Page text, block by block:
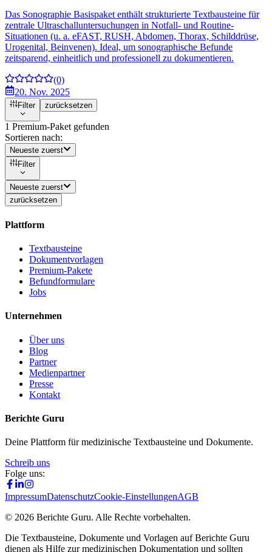
Das Sonographie Basispaket enthält strukturierte Textbausteine für
zentrale Ultraschalluntersuchungen in Notfall- und Routine-
Situationen (u. a. eFAST, RUSH, Abdomen, Thorax, Schilddrüse,
Urogenital, Beinvenen). Ideal, um sonographische Befunde
zeitsparend, einheitlich und professionell zu dokumentieren.
(0)
20. Nov. 2025
Filter zurücksetzen
1 Premium-Paket gefunden
Sortieren nach:
Neueste zuerst
Filter
Neueste zuerst
zurücksetzen
Plattform
Textbausteine
Dokumentvorlagen
Premium-Pakete
Befundformulare
Jobs
Unternehmen
Über uns
Blog
Partner
Medienpartner
Presse
Kontakt
Berichte Guru
Deine Plattform für medizinische Textbausteine und Dokumente.
Schreib uns
Folge uns:
ImpressumDatenschutzCookie-EinstellungenAGB
© 2026 Berichte Guru. Alle Rechte vorbehalten.
Die Textbausteine, Dokumente und Vorlagen auf Berichte Guru
dienen als Hilfe zur medizinischen Dokumentation und sollten